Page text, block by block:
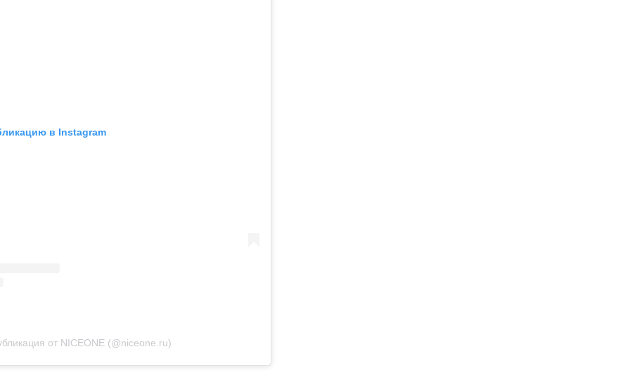
в Instagram
от NICEONE (@niceone.ru)